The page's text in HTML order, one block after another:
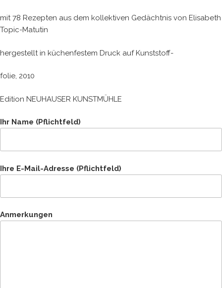
mit 78 Rezepten aus dem kollektiven Gedächtnis von Elisabeth
Topic-Matutin
hergestellt in küchenfestem Druck auf Kunststoff-
folie, 2010
Edition NEUHAUSER KUNSTMÜHLE
Ihr Name (Pflichtfeld)
Ihre E-Mail-Adresse (Pflichtfeld)
Anmerkungen